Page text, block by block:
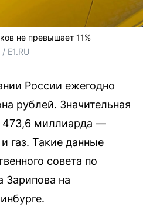
не превышает 11%
E1.RU
России ежегодно
рублей. Значительная
473,6 миллиарда —
газ. Такие данные
совета по
Зарипова на